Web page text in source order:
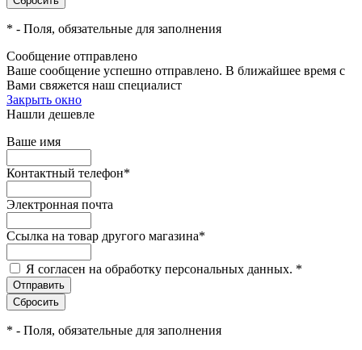
* - Поля, обязательные для заполнения
Сообщение отправлено
Ваше сообщение успешно отправлено. В ближайшее время с
Вами свяжется наш специалист
Закрыть окно
Нашли дешевле
Ваше имя
Контактный телефон*
Электронная почта
Ссылка на товар другого магазина*
Я согласен на обработку персональных данных. *
* - Поля, обязательные для заполнения